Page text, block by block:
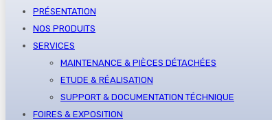
PRÉSENTATION
NOS PRODUITS
SERVICES
MAINTENANCE & PIÈCES DÉTACHÉES
ETUDE & RÉALISATION
SUPPORT & DOCUMENTATION TÉCHNIQUE
FOIRES & EXPOSITION